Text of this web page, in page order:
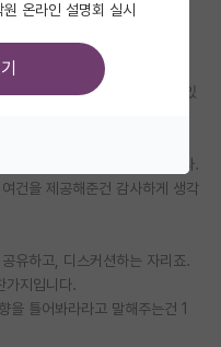
서 거의 3년간 한 연구실에서 있
생각합니다.
줘서 그랬다 생각하지 않습니다.
건을 제공해준건 감사하게 생각
유하고, 디스커션하는 자리죠.
가지입니다.
을 틀어봐라라고 말해주는건 1
온라인 설명회 실시